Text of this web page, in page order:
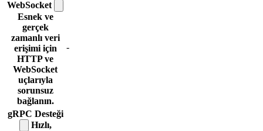
WebSocket
Esnek ve
gerçek
zamanlı veri
erişimi için
HTTP ve
WebSocket
uçlarıyla
sorunsuz
bağlanın.
-
gRPC Desteği
Hızlı,